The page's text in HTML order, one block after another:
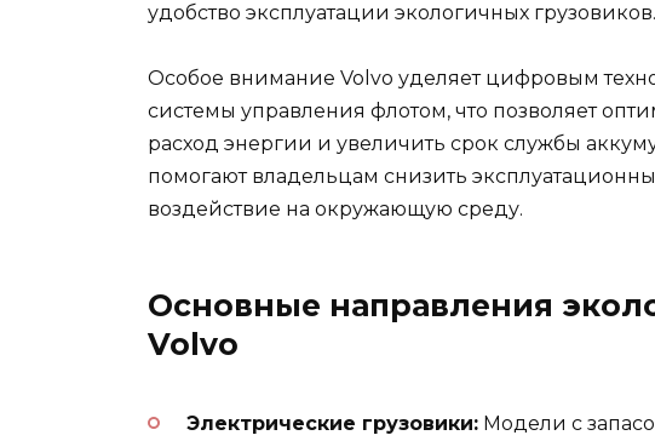
удобство эксплуатации экологичных грузовиков.
Особое внимание Volvo уделяет цифровым
системы управления флотом, что позволяет
расход энергии и увеличить срок службы
помогают владельцам снизить
воздействие на окружающую среду.
Основные направления
Volvo
Электрические грузовики: Модели с